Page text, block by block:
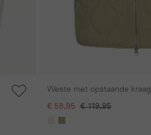
Weste met opstaande kraag
€ 59,95 € 119,95